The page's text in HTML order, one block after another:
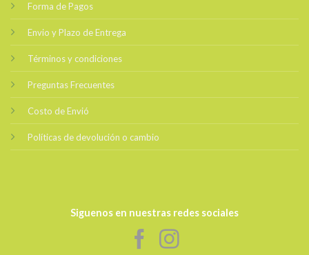
Forma de Pagos
Envio y Plazo de Entrega
Términos y condiciones
Preguntas Frecuentes
Costo de Envió
Políticas de devolución o cambio
Siguenos en nuestras redes sociales